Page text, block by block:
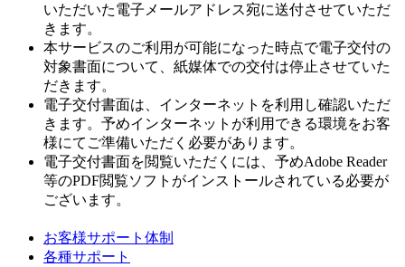
いただいた電子メールアドレス宛に送付させていただ
きます。
本サービスのご利用が可能になった時点で電子交付の
対象書面について、紙媒体での交付は停止させていた
だきます。
電子交付書面は、インターネットを利用し確認いただ
きます。予めインターネットが利用できる環境をお客
様にてご準備いただく必要があります。
電子交付書面を閲覧いただくには、予めAdobe Reader
等のPDF閲覧ソフトがインストールされている必要が
ございます。
お客様サポート体制
各種サポート